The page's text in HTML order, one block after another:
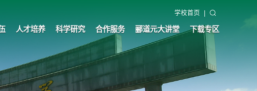
学校首页
人才培养 科学研究 合作服务 郦道元大讲堂 下载专区